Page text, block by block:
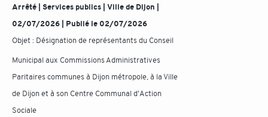
Arrêté | Services publics | Ville de Dijon |
02/07/2026 | Publié le 02/07/2026
Objet : Désignation de représentants du Conseil
Municipal aux Commissions Administratives
Paritaires communes à Dijon métropole, à la Ville
de Dijon et à son Centre Communal d'Action
Sociale